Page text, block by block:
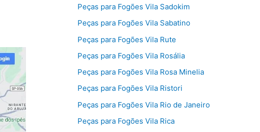
Peças para Fogões Vila Sadokim
Peças para Fogões Vila Sabatino
Peças para Fogões Vila Rute
Peças para Fogões Vila Rosália
Peças para Fogões Vila Rosa Minelia
Peças para Fogões Vila Ristori
Peças para Fogões Vila Rio de Janeiro
Peças para Fogões Vila Rica